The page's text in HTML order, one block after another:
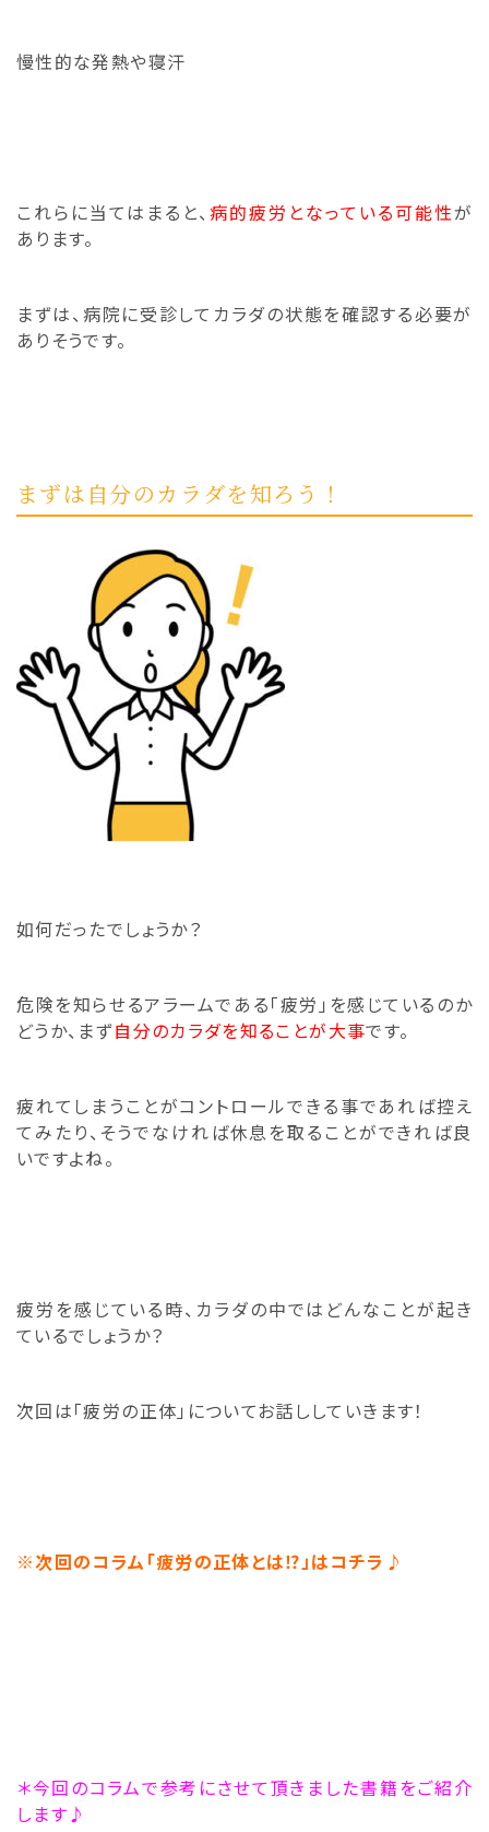
慢性的な発熱や寝汗
これらに当てはまると、 病的疲労となっている可能性が
あります。
まずは、 病院に受診してカラダの状態を確認する必要が
ありそうです。
まずは自分のカラダを知ろう！
如何だったでしょうか？
危険を知らせるアラームである「疲労」を感じているのか
どうか、 まず自分のカラダを知ることが大事です。
疲れてしまうことがコントロールできる事であれば控え
てみたり、 そうでなければ休息を取ることができれば良
いですよね。
疲労を感じている時、カラダの中ではどんなことが起き
ているでしょうか？
次回は「疲労の正体」についてお話ししていきます！
※次回のコラム「疲労の正体とは⁉」はコチラ♪
＊今回のコラムで参考にさせて頂きました書籍をご紹介
します♪